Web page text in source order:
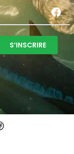
S’INSCRIRE